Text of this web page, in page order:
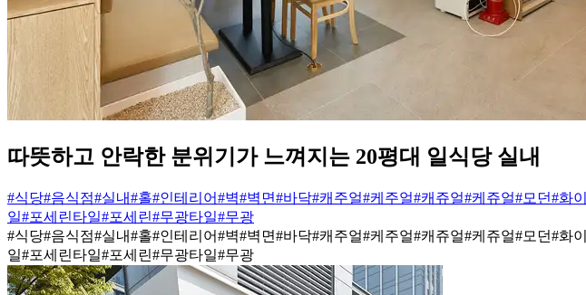
따뜻하고 안락한 분위기가 느껴지는 20평대 일식당 실내
#식당#음식점#실내#홀#인테리어#벽#벽면#바닥#캐주얼#케주얼#캐쥬얼#케쥬얼#모던#화
일#포세린타일#포세린#무광타일#무광
#식당#음식점#실내#홀#인테리어#벽#벽면#바닥#캐주얼#케주얼#캐쥬얼#케쥬얼#모던#화
일#포세린타일#포세린#무광타일#무광